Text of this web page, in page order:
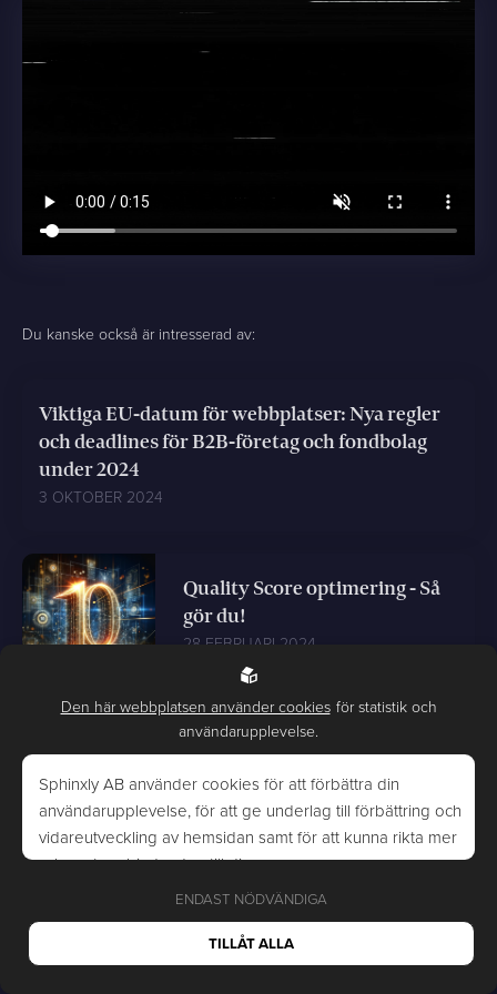
Du kanske också är intresserad av:
Viktiga EU-datum för webbplatser: Nya regler
och deadlines för B2B-företag och fondbolag
under 2024
3 OKTOBER 2024
Quality Score optimering - Så
gör du!
28 FEBRUARI 2024
Vad behöver man ha koll på gällande CSRD?
3 OKTOBER 2024
Den här webbplatsen använder cookies för statistik och
användarupplevelse.
Sphinxly AB använder cookies för att förbättra din
användarupplevelse, för att ge underlag till förbättring och
vidareutveckling av hemsidan samt för att kunna rikta mer
relevanta erbjudanden till dig.
personuppgiftspolicy. Om du samtycker till vår
Tillåt alla. Om du vill ändra ditt val i
efterhand hittar du den möjligheten i botten på sidan.
ENDAST NÖDVÄNDIGA
TILLÅT ALLA